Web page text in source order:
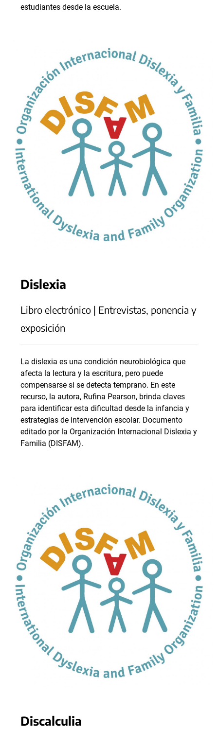
estudiantes desde la escuela.
Dislexia
Libro electrónico | Entrevistas, ponencia y
exposición
La dislexia es una condición neurobiológica que
afecta la lectura y la escritura, pero puede
compensarse si se detecta temprano. En este
recurso, la autora, Rufina Pearson, brinda claves
para identificar esta dificultad desde la infancia y
estrategias de intervención escolar. Documento
editado por la Organización Internacional Dislexia y
Familia (DISFAM).
Discalculia